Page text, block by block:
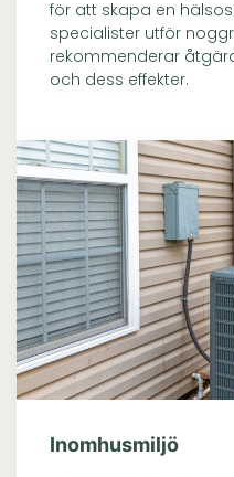
för att skapa en
specialister utför
rekommenderar
och dess effekter.
Inomhusmiljö